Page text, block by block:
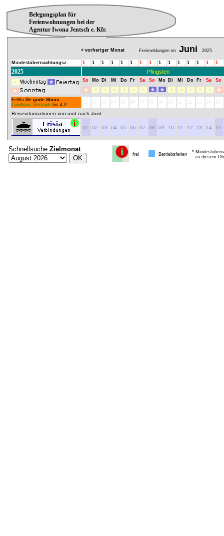
Belegungsplan für
Ferienwohnungen bei der
Agentur Iwona Jentsch e. Kfr.
< vorheriger Monat Freimeldungen im Juni 2025
Mindestübernachtungsz. 1 1 1 1 1 1 1 1 1 1 1 1 1 1 1
2025 Pfingsten
So Mo Di Mi Do Fr Sa So Mo Di Mi Do Fr Sa So
FeWo De gode Stuuv
Landhaus Gertrude bis 4 P.
Reiseinformationen von und nach Juist
01 02 03 04 05 06 07 08 09 10 11 12 13 14 15
Schnellsuche Zielmonat:
frei Betriebsferien
*
zu diesem